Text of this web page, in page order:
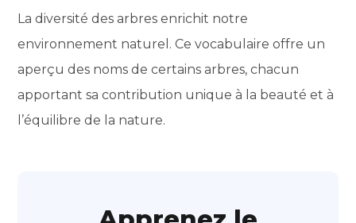
La diversité des arbres enrichit notre
environnement naturel. Ce vocabulaire offre un
aperçu des noms de certains arbres, chacun
apportant sa contribution unique à la beauté et à
l’équilibre de la nature.